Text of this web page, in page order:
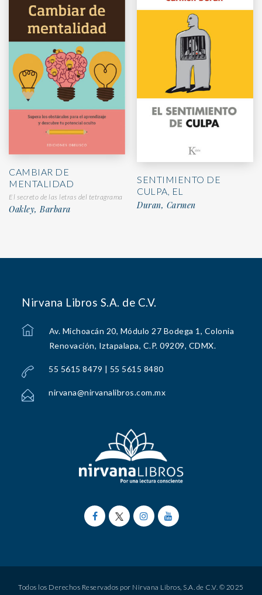
CAMBIAR DE
MENTALIDAD
El secreto de las letras del tetragrama
Oakley, Barbara
SENTIMIENTO DE
CULPA, EL
Duran, Carmen
Nirvana Libros S.A. de C.V.
Av. Michoacán 20, Módulo 27 Bodega 1, Colonia
Renovación, Iztapalapa, C.P. 09209, CDMX.
55 5615 8479 | 55 5615 8480
nirvana@nirvanalibros.com.mx
Todos los Derechos Reservados por Nirvana Libros, S.A. de C.V. © 2025